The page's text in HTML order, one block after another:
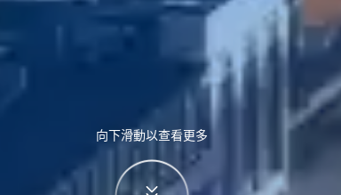
向下滑動以查看更多